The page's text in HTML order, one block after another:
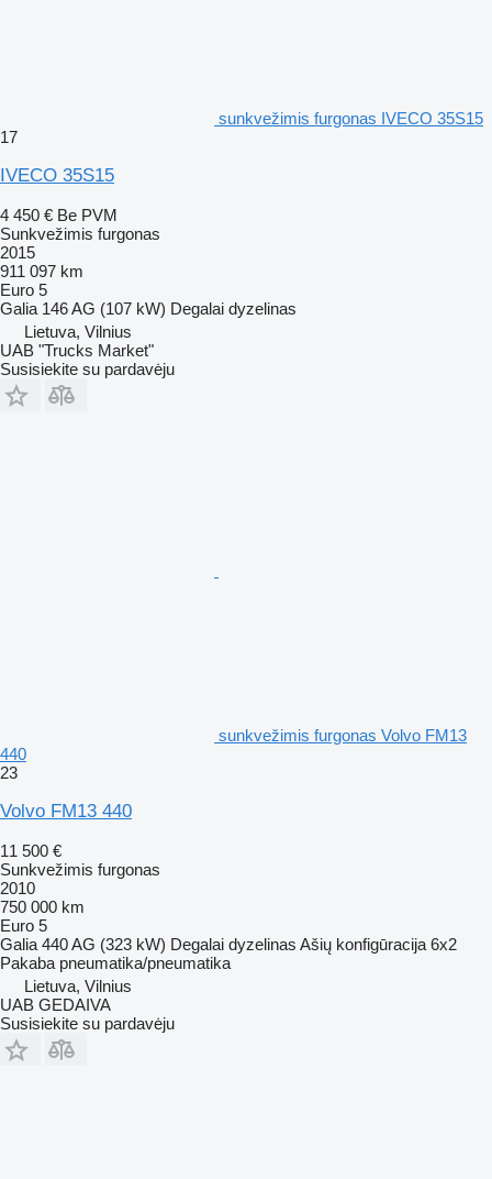
sunkvežimis furgonas IVECO 35S15
17
IVECO 35S15
4 450 € Be PVM
Sunkvežimis furgonas
2015
911 097 km
Euro 5
Galia 146 AG (107 kW) Degalai dyzelinas
Lietuva, Vilnius
UAB "Trucks Market"
Susisiekite su pardavėju
sunkvežimis furgonas Volvo FM13
440
23
Volvo FM13 440
11 500 €
Sunkvežimis furgonas
2010
750 000 km
Euro 5
Galia 440 AG (323 kW) Degalai dyzelinas Ašių konfigūracija 6x2
Pakaba pneumatika/pneumatika
Lietuva, Vilnius
UAB GEDAIVA
Susisiekite su pardavėju